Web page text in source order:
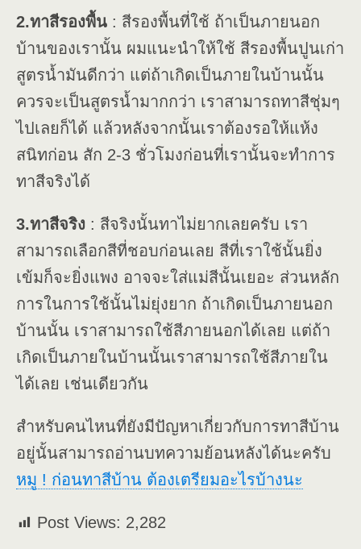
2.ทาสีรองพื้น : สีรองพื้นที่ใช้ ถ้าเป็นภายนอก
บ้านของเรานั้น ผมแนะนำให้ใช้ สีรองพื้นปูนเก่า
สูตรน้ำมันดีกว่า แต่ถ้าเกิดเป็นภายในบ้านนั้น
ควรจะเป็นสูตรน้ำมากกว่า เราสามารถทาสีชุ่มๆ
ไปเลยก็ได้ แล้วหลังจากนั้นเราต้องรอให้แห้ง
สนิทก่อน สัก 2-3 ชั่วโมงก่อนที่เรานั้นจะทำการ
ทาสีจริงได้
3.ทาสีจริง : สีจริงนั้นทาไม่ยากเลยครับ เรา
สามารถเลือกสีที่ชอบก่อนเลย สีที่เราใช้นั้นยิ่ง
เข้มก็จะยิ่งแพง อาจจะใส่แม่สีนั้นเยอะ ส่วนหลัก
การในการใช้นั้นไม่ยุ่งยาก ถ้าเกิดเป็นภายนอก
บ้านนั้น เราสามารถใช้สีภายนอกได้เลย แต่ถ้า
เกิดเป็นภายในบ้านนั้นเราสามารถใช้สีภายใน
ได้เลย เช่นเดียวกัน
สำหรับคนไหนที่ยังมีปัญหาเกี่ยวกับการทาสีบ้าน
อยู่นั้นสามารถอ่านบทความย้อนหลังได้นะครับ
หมู ! ก่อนทาสีบ้าน ต้องเตรียมอะไรบ้างนะ
Post Views: 2,282